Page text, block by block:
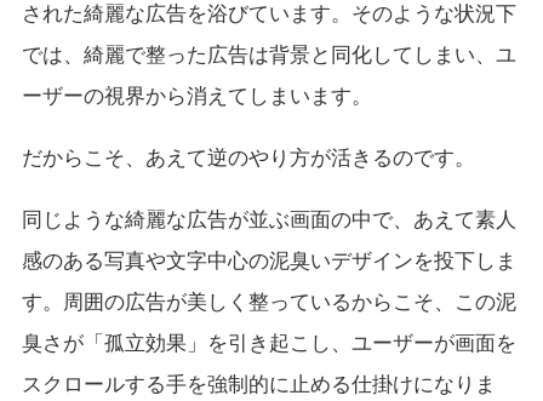
された綺麗な広告を浴びています。そのような状況下
では、綺麗で整った広告は背景と同化してしまい、ユ
ーザーの視界から消えてしまいます。
だからこそ、あえて逆のやり方が活きるのです。
同じような綺麗な広告が並ぶ画面の中で、あえて素人
感のある写真や文字中心の泥臭いデザインを投下しま
す。周囲の広告が美しく整っているからこそ、この泥
臭さが「孤立効果」を引き起こし、ユーザーが画面を
スクロールする手を強制的に止める仕掛けになりま